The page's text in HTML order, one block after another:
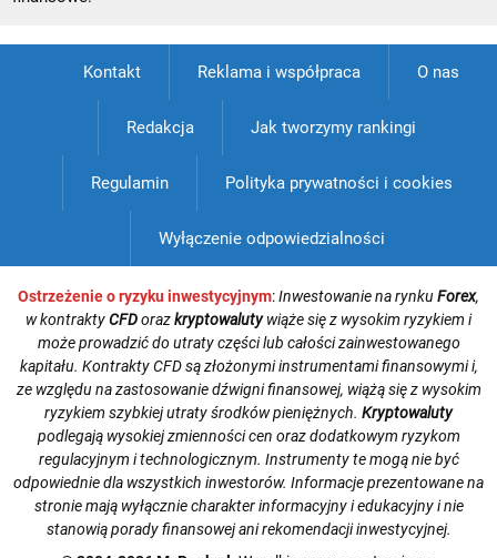
Kontakt Reklama i współpraca O nas
Redakcja Jak tworzymy rankingi
Regulamin Polityka prywatności i cookies
Wyłączenie odpowiedzialności
Ostrzeżenie o ryzyku inwestycyjnym:Inwestowanie na rynkuForex,
w kontraktyCFDorazkryptowalutywiąże się z wysokim ryzykiem i
może prowadzić do utraty części lub całości zainwestowanego
kapitału. Kontrakty CFD są złożonymi instrumentami finansowymi i,
ze względu na zastosowanie dźwigni finansowej, wiążą się z wysokim
ryzykiem szybkiej utraty środków pieniężnych. Kryptowaluty
podlegają wysokiej zmienności cen oraz dodatkowym ryzykom
regulacyjnym i technologicznym. Instrumenty te mogą nie być
odpowiednie dla wszystkich inwestorów. Informacje prezentowane na
stronie mają wyłącznie charakter informacyjny i edukacyjny i nie
stanowią porady finansowej ani rekomendacji inwestycyjnej.